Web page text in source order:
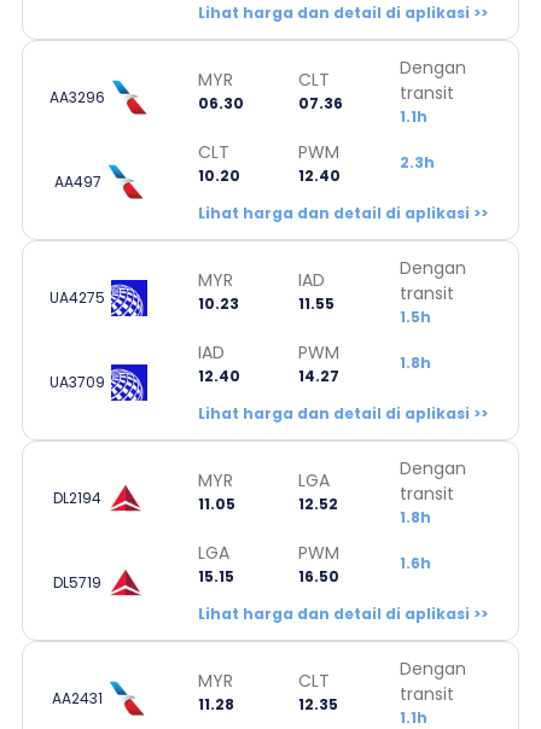
Lihat harga dan detail di aplikasi >>
AA3296
MYR
06.30
CLT
07.36
Dengan
transit
1.1h
AA497
CLT
10.20
PWM
12.40
2.3h
Lihat harga dan detail di aplikasi >>
UA4275
MYR
10.23
IAD
11.55
Dengan
transit
1.5h
UA3709
IAD
12.40
PWM
14.27
1.8h
Lihat harga dan detail di aplikasi >>
DL2194
MYR
11.05
LGA
12.52
Dengan
transit
1.8h
DL5719
LGA
15.15
PWM
16.50
1.6h
Lihat harga dan detail di aplikasi >>
AA2431
MYR
11.28
CLT
12.35
Dengan
transit
1.1h